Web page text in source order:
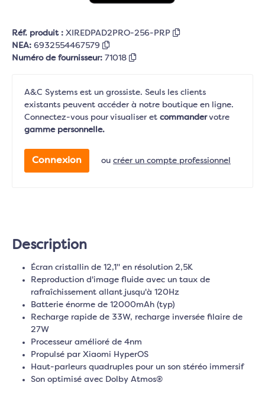
Réf. produit : XIREDPAD2PRO-256-PRP
NEA: 6932554467579
Numéro de fournisseur: 71018
A&C Systems est un grossiste. Seuls les clients
existants peuvent accéder à notre boutique en ligne.
Connectez-vous pour visualiser et commandervotre
gamme personnelle.
Connexion ou créer un compte professionnel
Description
Écran cristallin de 12,1" en résolution 2,5K
Reproduction d'image fluide avec un taux de
rafraîchissement allant jusqu'à 120Hz
Batterie énorme de 12000mAh (typ)
Recharge rapide de 33W, recharge inversée filaire de
27W
Processeur amélioré de 4nm
Propulsé par Xiaomi HyperOS
Haut-parleurs quadruples pour un son stéréo immersif
Son optimisé avec Dolby Atmos®